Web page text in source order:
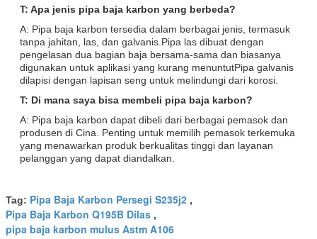
T: Apa jenis pipa baja karbon yang berbeda?
A: Pipa baja karbon tersedia dalam berbagai jenis, termasuk
tanpa jahitan, las, dan galvanis.Pipa las dibuat dengan
pengelasan dua bagian baja bersama-sama dan biasanya
digunakan untuk aplikasi yang kurang menuntutPipa galvanis
dilapisi dengan lapisan seng untuk melindungi dari korosi.
T: Di mana saya bisa membeli pipa baja karbon?
A: Pipa baja karbon dapat dibeli dari berbagai pemasok dan
produsen di Cina. Penting untuk memilih pemasok terkemuka
yang menawarkan produk berkualitas tinggi dan layanan
pelanggan yang dapat diandalkan.
Tag: Pipa Baja Karbon Persegi S235j2 ,
Pipa Baja Karbon Q195B Dilas ,
pipa baja karbon mulus Astm A106